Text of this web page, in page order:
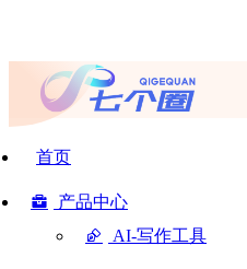
首页
产品中心
AI-写作工具